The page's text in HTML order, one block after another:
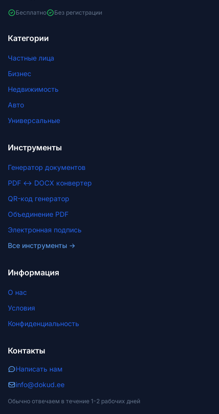
Бесплатно Без регистрации
Категории
Частные лица
Бизнес
Недвижимость
Авто
Универсальные
Инструменты
Генератор документов
PDF ↔ DOCX конвертер
QR-код генератор
Объединение PDF
Электронная подпись
Все инструменты →
Информация
О нас
Условия
Конфиденциальность
Контакты
Написать нам
info@dokud.ee
Обычно отвечаем в течение 1-2 рабочих дней